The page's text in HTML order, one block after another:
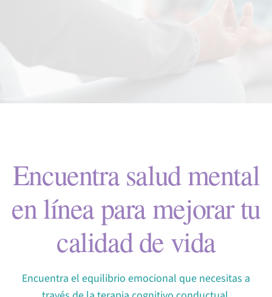
Encuentra salud mental
en línea para mejorar tu
calidad de vida
Encuentra el equilibrio emocional que necesitas a